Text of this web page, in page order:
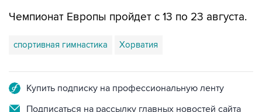
Чемпионат Европы пройдет с 13 по 23 августа.
спортивная гимнастика Хорватия
Купить подписку на профессиональную ленту
Подписаться на рассылку главных новостей сайта